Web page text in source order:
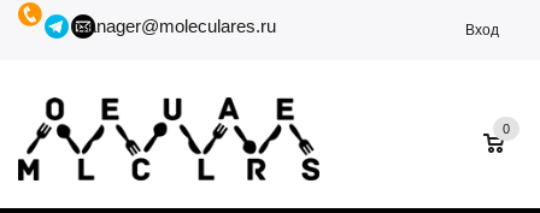
manager@moleculares.ru Вход
0